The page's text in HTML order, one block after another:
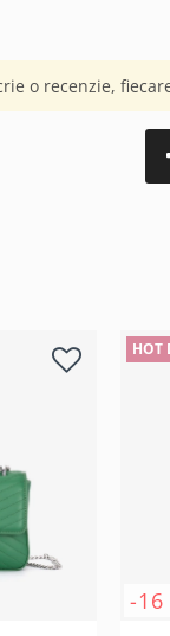
o recenzie,
HOT
-16